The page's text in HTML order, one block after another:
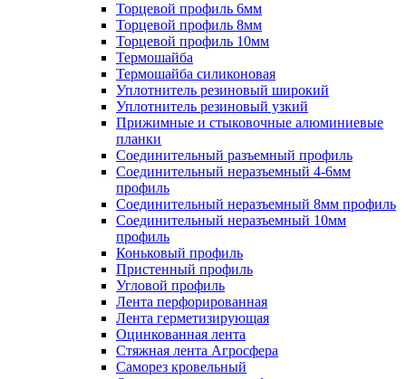
Торцевой профиль 6мм
Торцевой профиль 8мм
Торцевой профиль 10мм
Термошайба
Термошайба силиконовая
Уплотнитель резиновый широкий
Уплотнитель резиновый узкий
Прижимные и стыковочные алюминиевые
планки
Соединительный разъемный профиль
Соединительный неразъемный 4-6мм
профиль
Соединительный неразъемный 8мм профиль
Соединительный неразъемный 10мм
профиль
Коньковый профиль
Пристенный профиль
Угловой профиль
Лента перфорированная
Лента герметизирующая
Оцинкованная лента
Стяжная лента Агросфера
Саморез кровельный